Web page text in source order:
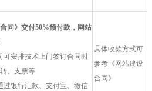
同》交付50%预付款，网站
可安排技术上门签订合同时
、支票等
过银行汇款、支付宝、微信
具体收款方式可
参考《网站建设
合同》